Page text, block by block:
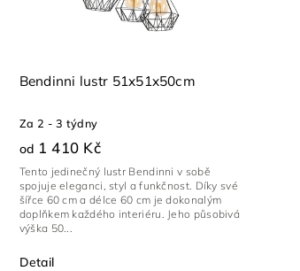
Bendinni lustr 51x51x50cm
Za 2 - 3 týdny
od 1 410 Kč
Detail
Tento jedinečný lustr Bendinni v sobě
spojuje eleganci, styl a funkčnost. Díky své
šířce 60 cm a délce 60 cm je dokonalým
doplňkem každého interiéru. Jeho působivá
výška 50...